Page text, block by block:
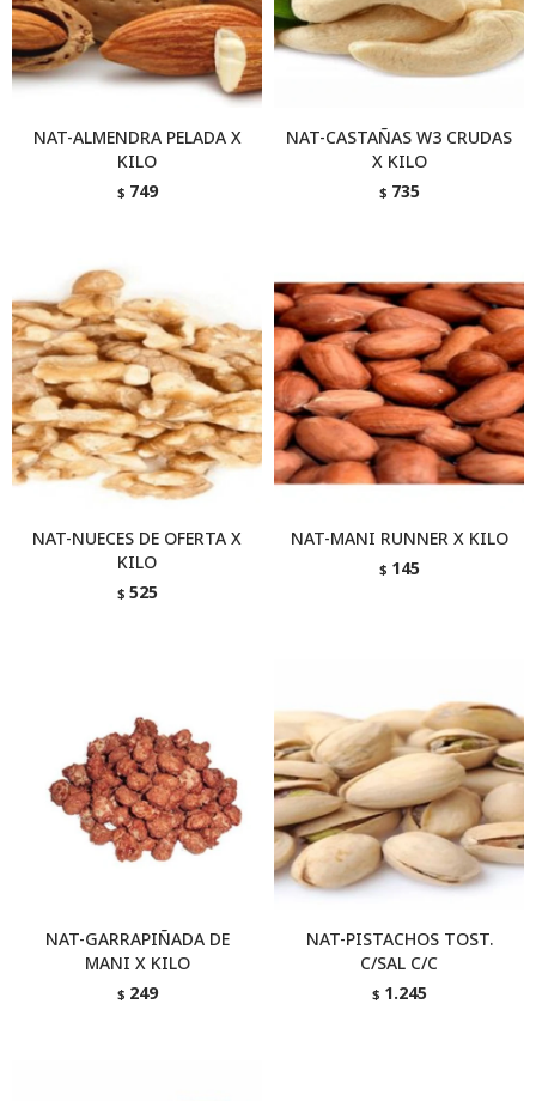
NAT-ALMENDRA PELADA X
KILO
$ 749
NAT-CASTAÑAS W3 CRUDAS
X KILO
$ 735
NAT-NUECES DE OFERTA X
KILO
$ 525
NAT-MANI RUNNER X KILO
$ 145
NAT-GARRAPIÑADA DE
MANI X KILO
$ 249
NAT-PISTACHOS TOST.
C/SAL C/C
$ 1.245